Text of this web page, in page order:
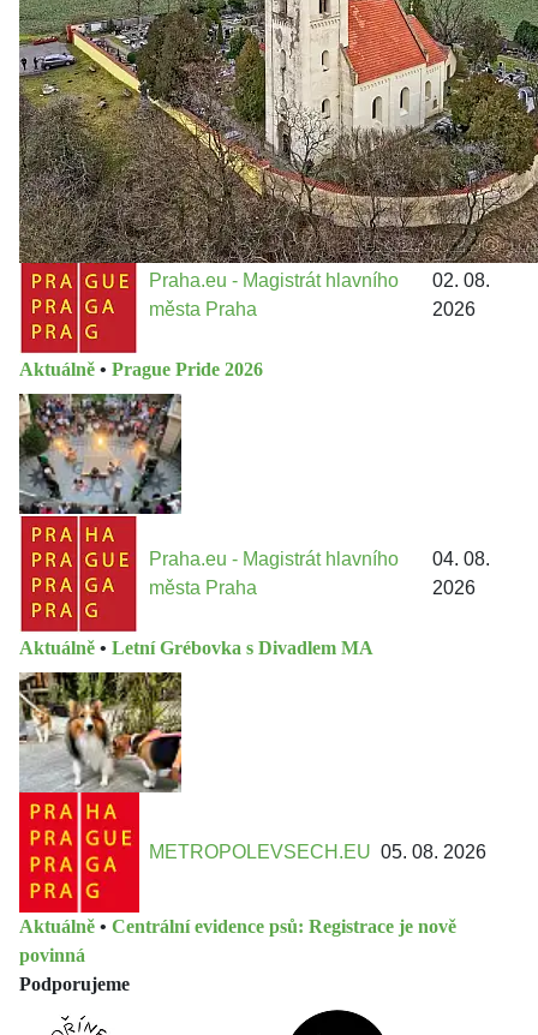
Jakými nástroji navrhujete vstupovat z pozice ÚMČ Praha
13 do procesů developerské výstavby např. v lokalitě
Třebonice a Chaby, kterou umožňuje nově schválený
Metropolitn...
Praha.eu - Magistrát hlavního
města Praha
02. 08.
2026
Aktuálně • Prague Pride 2026
Praha.eu - Magistrát hlavního
města Praha
04. 08.
2026
Aktuálně • Letní Grébovka s Divadlem MA
METROPOLEVSECH.EU 05. 08. 2026
Aktuálně • Centrální evidence psů: Registrace je nově
povinná
Podporujeme